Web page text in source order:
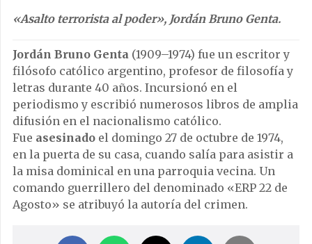
«Asalto terrorista al poder», Jordán Bruno Genta.
Jordán Bruno Genta (1909–1974) fue un escritor y
filósofo católico argentino, profesor de filosofía y
letras durante 40 años. Incursionó en el
periodismo y escribió numerosos libros de amplia
difusión en el nacionalismo católico.
Fue asesinado el domingo 27 de octubre de 1974,
en la puerta de su casa, cuando salía para asistir a
la misa dominical en una parroquia vecina. Un
comando guerrillero del denominado «ERP 22 de
Agosto» se atribuyó la autoría del crimen.